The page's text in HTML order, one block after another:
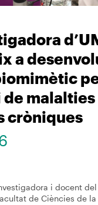
a
de malalties
cròniques
i docent del
de Ciències de la